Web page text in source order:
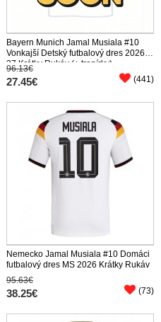
Bayern Munich Jamal Musiala #10
Vonkajší Detský futbalový dres 2026-
27 Krátky Rukáv (+ trenírky)
96.13€
27.45€ (441)
Nemecko Jamal Musiala #10 Domáci
futbalový dres MS 2026 Krátky Rukáv
95.63€
38.25€ (73)